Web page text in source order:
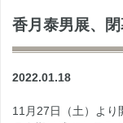
香月泰男展、閉
2022.01.18
11月27日（土）より